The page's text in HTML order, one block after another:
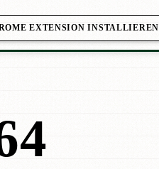
EXTENSION INSTALLIEREN